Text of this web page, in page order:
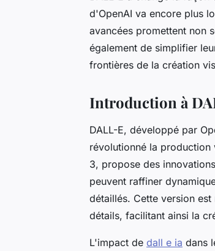
d'OpenAI va encore plus
avancées promettent non
également de simplifier
frontières de la création
Introduction à
DALL-E, développé par
révolutionné la production
3, propose des
peuvent raffiner
détaillés. Cette version
détails, facilitant ainsi la
L'impact de dall e ia​ dans